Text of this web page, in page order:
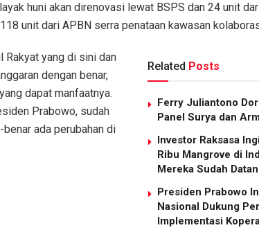
huni akan direnovasi lewat BSPS dan 24 unit
unit dari APBN serra penataan kawasan
Related Posts
Ferry Juliantono
Panel Surya dan
Investor Raksasa
Ribu Mangrove di
Mereka Sudah
Presiden Prabowo
Nasional Dukung
Implementasi
Rakyat yang di sini dan
dengan benar,
dapat manfaatnya.
Prabowo, sudah
ada perubahan di